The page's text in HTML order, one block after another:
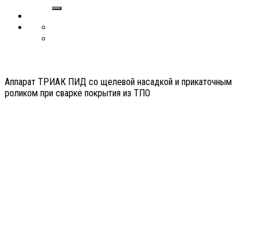
Аппарат ТРИАК ПИД со щелевой насадкой и прикаточным
роликом при сварке покрытия из ТПО